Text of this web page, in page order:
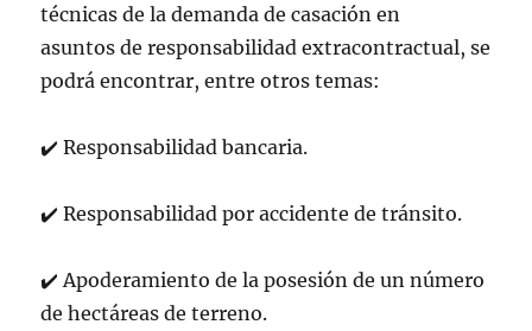
técnicas de la demanda de casación en
asuntos de responsabilidad extracontractual, se
podrá encontrar, entre otros temas:
✔ ️Responsabilidad bancaria.
✔ ️Responsabilidad por accidente de tránsito.
✔ Apoderamiento de la posesión de un número
de hectáreas de terreno.